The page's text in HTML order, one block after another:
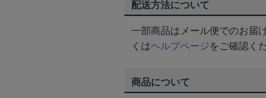
配送方法について
一部商品はメール便でのお届
くはヘルプページをご確認く
商品について